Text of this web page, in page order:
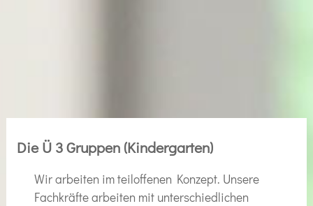
Die Ü 3 Gruppen (Kindergarten)
Wir arbeiten im teiloffenen Konzept. Unsere
Fachkräfte arbeiten mit unterschiedlichen